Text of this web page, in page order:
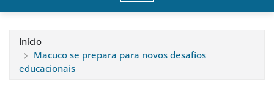
Início
Macuco se prepara para novos desafios
educacionais